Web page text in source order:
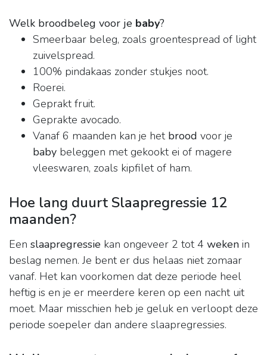
Welk broodbeleg voor je baby?
Smeerbaar beleg, zoals groentespread of light
zuivelspread.
100% pindakaas zonder stukjes noot.
Roerei.
Geprakt fruit.
Geprakte avocado.
Vanaf 6 maanden kan je het brood voor je
baby beleggen met gekookt ei of magere
vleeswaren, zoals kipfilet of ham.
Hoe lang duurt Slaapregressie 12
maanden?
Een slaapregressie kan ongeveer 2 tot 4 weken in
beslag nemen. Je bent er dus helaas niet zomaar
vanaf. Het kan voorkomen dat deze periode heel
heftig is en je er meerdere keren op een nacht uit
moet. Maar misschien heb je geluk en verloopt deze
periode soepeler dan andere slaapregressies.